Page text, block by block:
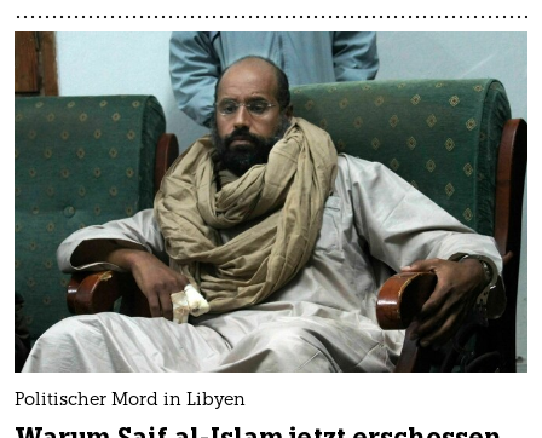
Politischer Mord in Libyen